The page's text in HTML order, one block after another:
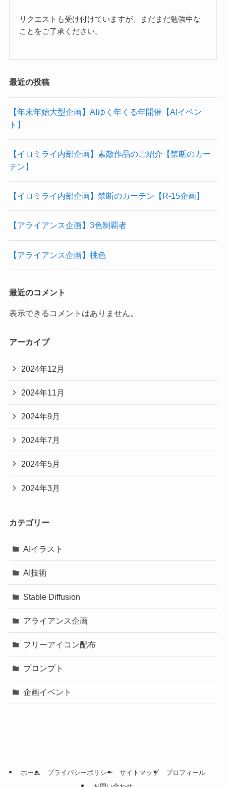
リクエストも受け付けていますが、まだまだ勉強中な
ことをご了承ください。
最近の投稿
【年末年始大型企画】AIゆく年くる年開催【AIイベン
ト】
【イロミライ内部企画】素敵作品のご紹介【禁断のカー
テン】
【イロミライ内部企画】禁断のカーテン【R-15企画】
【アライアンス企画】3色制覇者
【アライアンス企画】桃色
最近のコメント
表示できるコメントはありません。
アーカイブ
2024年12月
2024年11月
2024年9月
2024年7月
2024年5月
2024年3月
カテゴリー
AIイラスト
AI技術
Stable Diffusion
アライアンス企画
フリーアイコン配布
プロンプト
企画イベント
ホーム プライバシーポリシー サイトマップ
プロフィール